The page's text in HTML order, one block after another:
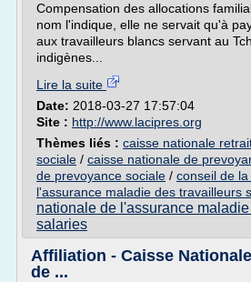
Compensation des allocations
nom l'indique, elle ne servait qu'à
aux travailleurs blancs servant au
indigènes...
Lire la suite
Date: 2018-03-27 17:57:04
Site : http://www.lacipres.org
Thèmes liés : caisse nationale
sociale / caisse nationale de
de prevoyance sociale / conseil de
l'assurance maladie des travailleurs
nationale de l'assurance
salaries
Affiliation - Caisse
de ...